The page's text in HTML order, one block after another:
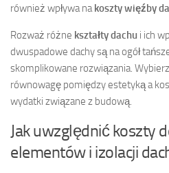
również wpływa nakoszty więźby
Rozważ różne kształty dachu i ich
dwuspadowe dachy są na ogół
skomplikowane rozwiązania.
równowagę pomiędzy estetyką a
wydatki związane z budową.
Jak uwzględnić koszty
elementów i izolacji